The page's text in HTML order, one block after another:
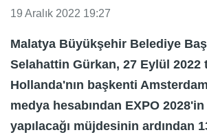
19 Aralık 2022 19:27
Malatya Büyükşehir Belediye
Selahattin Gürkan, 27 Eylül 2022
Hollanda'nın başkenti
medya hesabından EXPO
yapılacağı müjdesinin ardından